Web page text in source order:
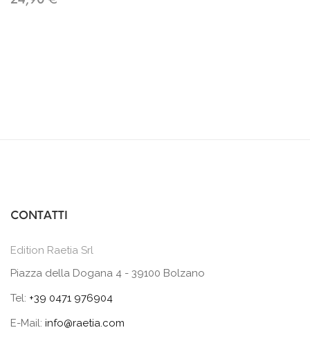
CONTATTI
Edition Raetia Srl
Piazza della Dogana 4 - 39100 Bolzano
Tel: +39 0471 976904
E-Mail: info@raetia.com